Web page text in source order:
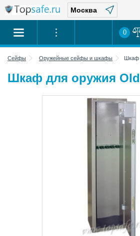
0
Сейфы Оружейные сейфы и шкафы Шкаф
Шкаф для оружия